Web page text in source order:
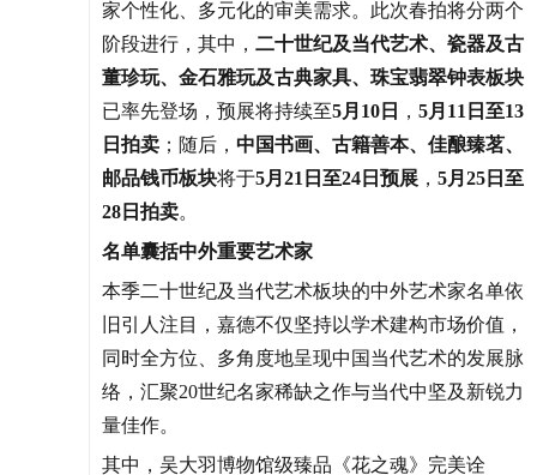
家个性化、多元化的审美需求。此次春拍将分两个
阶段进行，其中， 二十世纪及当代艺术、瓷器及古
董珍玩、金石雅玩及古典家具、珠宝翡翠钟表板块
已率先登场，预展将持续至5月10日 ， 5月11日至13
日拍卖；随后， 中国书画、古籍善本、佳酿臻茗、
邮品钱币板块将于5月21日至24日预展， 5月25日至
28日拍卖。
名单囊括中外重要艺术家
本季二十世纪及当代艺术板块的中外艺术家名单依
旧引人注目，嘉德不仅坚持以学术建构市场价值，
同时全方位、多角度地呈现中国当代艺术的发展脉
络，汇聚20世纪名家稀缺之作与当代中坚及新锐力
量佳作。
其中，吴大羽博物馆级臻品《花之魂》完美诠